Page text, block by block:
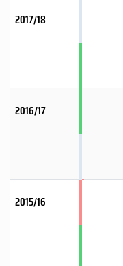
2017/18
2016/17
2015/16